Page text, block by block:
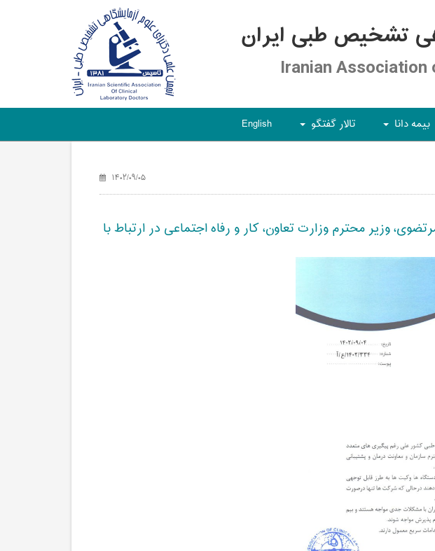
تشخیص طبی ایران
Iranian
بیمه دانا تالار گفتگو English
۱۴۰۲/۰۹/۰۵
وزير محترم وزارت تعاون، کار و رفاه اجتماعی در ارتباط با